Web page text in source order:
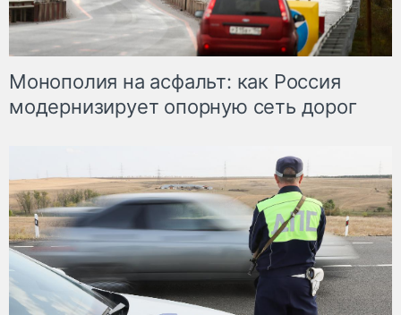
Монополия на асфальт: как Россия
модернизирует опорную сеть дорог